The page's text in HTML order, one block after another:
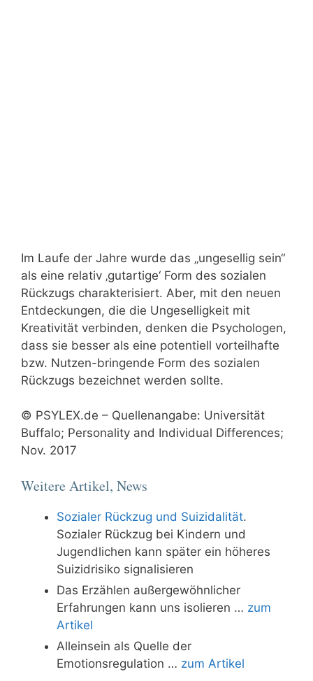
Im Laufe der Jahre wurde das „ungesellig sein“
als eine relativ ‚gutartige‘ Form des sozialen
Rückzugs charakterisiert. Aber, mit den neuen
Entdeckungen, die die Ungeselligkeit mit
Kreativität verbinden, denken die Psychologen,
dass sie besser als eine potentiell vorteilhafte
bzw. Nutzen-bringende Form des sozialen
Rückzugs bezeichnet werden sollte.
© PSYLEX.de – Quellenangabe: Universität
Buffalo; Personality and Individual Differences;
Nov. 2017
Weitere Artikel, News
Sozialer Rückzug und Suizidalität.
Sozialer Rückzug bei Kindern und
Jugendlichen kann später ein höheres
Suizidrisiko signalisieren
Das Erzählen außergewöhnlicher
Erfahrungen kann uns isolieren … zum
Artikel
Alleinsein als Quelle der
Emotionsregulation … zum Artikel